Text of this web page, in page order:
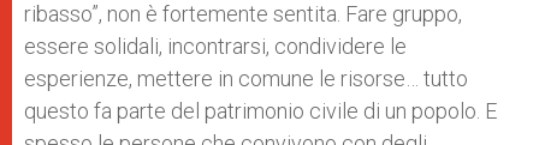
ribasso”, non è fortemente sentita. Fare gruppo,
essere solidali, incontrarsi, condividere le
esperienze, mettere in comune le risorse… tutto
questo fa parte del patrimonio civile di un popolo. E